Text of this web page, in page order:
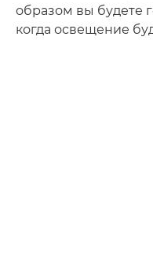
образом вы будете
когда освещение